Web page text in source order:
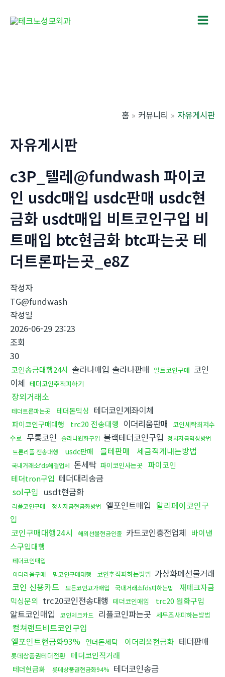
Main
홈 커뮤니티 자유게시판
자유게시판
c3P_텔레@fundwash 파이코
인 usdc매입 usdc판매 usdc현
금화 usdt매입 비트코인구입 비
트매입 btc현금화 btc파는곳 테
더트론파는곳_e8Z
작성자
TG@fundwash
작성일
2026-06-29 23:23
조회
30
코인송금대행24시 솔라나매입 솔라나판매 알트코인구매 코인
이체 테더코인추척피하기
장외거래소
테더트론파는곳 테더돈믹싱 테더코인계좌이체
파이코인구매대행 trc20 전송대행 이더리움판매 코인세탁최저수
수료 무통코인 솔라나원화구입 블랙테더코인구입 정치자금믹싱방법
트론리플 전송대행
usdc판매 블테판매 세금적게내는방법
국내거래소fds해결업체 돈세탁 파이코인사는곳 파이코인
테더tron구입 테더대리송금
sol구입 usdt현금화
리플코인구매 정치자금현금화방법 엘포인트매입 알리페이코인구
입
코인구매대행24시
해외선물현금인출 카드코인충전업체 바이낸
스구입대행
테더코인매입
이더리움구매
밈코인구매대행 코인추적피하는방법 가상화폐선물거래
코인 신용카드
모든코인고가매입 국내거래소fds피하는법
재테크자금
믹싱문의 trc20코인전송대행 테더코인매입 trc20 원화구입
알트코인매입 코인체크카드 리플코인파는곳 세무조사피하는방법
컬쳐랜드비트코인구입
엘포인트현금화93% 언더돈세탁 이더리움현금화 테더판매
롯데상품권테더전환 테더코인직거래
테더현금화 롯데상품권현금화94% 테더코인송금